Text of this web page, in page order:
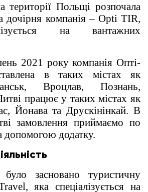
Польщі розпочала
дочірня компанія – Opti TIR,
на вантажних
2021 року компанія Опті-
​​в таких містах як
Вроцлав, Познань,
працює у таких містах як
Йонава та Друскінінкай. В
замовлення приймаємо по
допомогою додатку.
засновано туристичну
яка спеціалізується на